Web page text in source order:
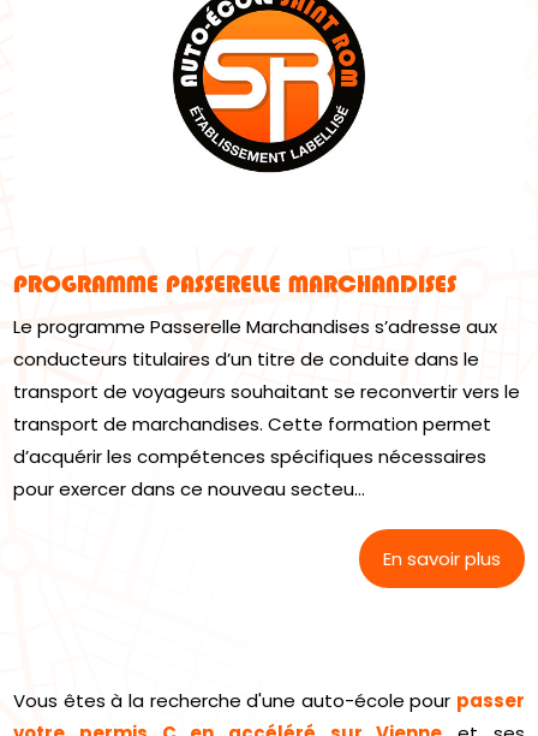
PROGRAMME PASSERELLE MARCHANDISES
Le programme Passerelle Marchandises s’adresse aux
conducteurs titulaires d’un titre de conduite dans le
transport de voyageurs souhaitant se reconvertir vers le
transport de marchandises. Cette formation permet
d’acquérir les compétences spécifiques nécessaires
pour exercer dans ce nouveau secteu...
En savoir plus
Vous êtes à la recherche d'une auto-école pour passer